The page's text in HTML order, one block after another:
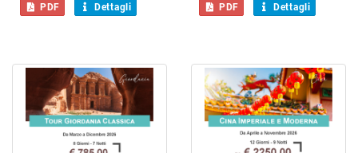
PDF Dettagli PDF Dettagli